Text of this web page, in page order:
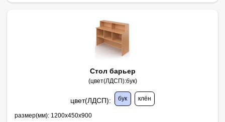
Стол барьер
(цвет(ЛДСП):бук)
цвет(ЛДСП): бук клён
размер(мм): 1200х450х900